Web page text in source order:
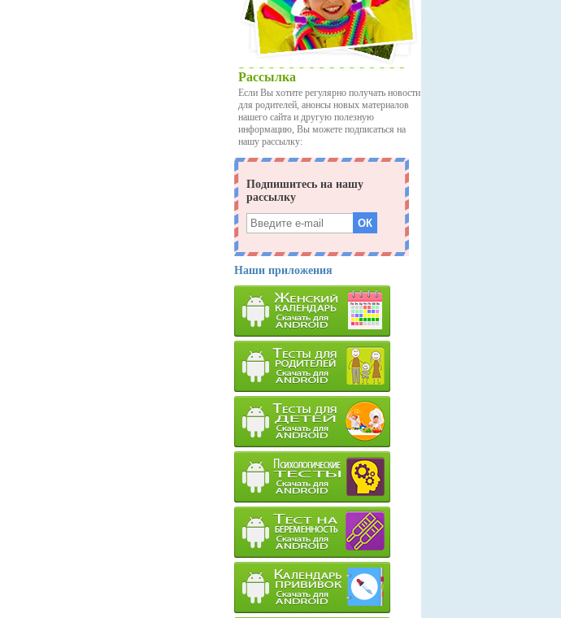
Рассылка
Если Вы хотите регулярно получать новости
для родителей, анонсы новых материалов
нашего сайта и другую полезную
информацию, Вы можете подписаться на
нашу рассылку:
Наши приложения